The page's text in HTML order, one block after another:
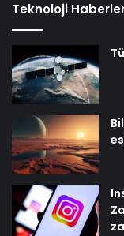
Teknoloji